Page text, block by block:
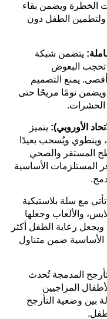
الخطرة ويضمن بقاء
ولتطمين الطفل دون
يتضمن شبكة
تحجب البعوض
أقصى. يمنع التصميم
نومًا مريحًا حتى
الحشرات.
الأوروبي): يتميز
وينطوي ويُسحب بعيدًا
المستقر والصحي
المستلزمات الأساسية
تأتي مع سلة بلاستيكية
والألعاب وجعلها
رعاية الطفل أكثر
الأساسية ضمن متناول
المدمجة تُحدث
المزاجيين
بين وضعية التأرجح